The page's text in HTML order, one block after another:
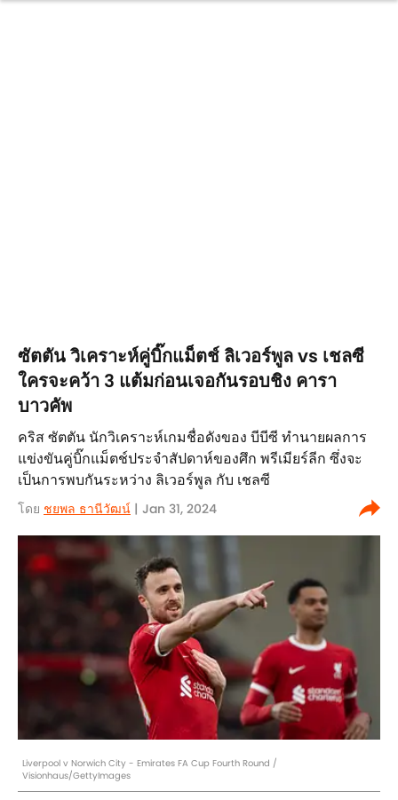
ซัตตัน วิเคราะห์คู่บิ๊กแม็ตช์ ลิเวอร์พูล vs เชลซี
ใครจะคว้า 3 แต้มก่อนเจอกันรอบชิง คารา
บาวคัพ
คริส ซัตตัน นักวิเคราะห์เกมชื่อดังของ บีบีซี ทำนายผลการ
แข่งขันคู่บิ๊กแม็ตช์ประจำสัปดาห์ของศึก พรีเมียร์ลีก ซึ่งจะ
เป็นการพบกันระหว่าง ลิเวอร์พูล กับ เชลซี
โดย ชยพล ธานีวัฒน์ | Jan 31, 2024
Liverpool v Norwich City - Emirates FA Cup Fourth Round /
Visionhaus/GettyImages